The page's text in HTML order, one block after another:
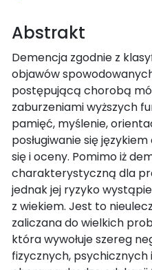
Abstrakt
Demencja zgodnie z
objawów
postępującą chorobą
zaburzeniami wyższych
pamięć, myślenie,
posługiwanie się
się i oceny. Pomimo iż
charakterystyczną dla
jednak jej ryzyko
z wiekiem. Jest to
zaliczana do wielkich
która wywołuje szereg
fizycznych, psychicznych